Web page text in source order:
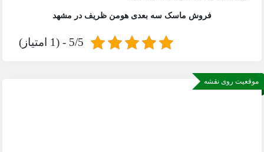
فروش ماسک سه بعدی هومن ظریف در مشهد
5/5 - (1 امتیاز)
موقعیت روی نقشه